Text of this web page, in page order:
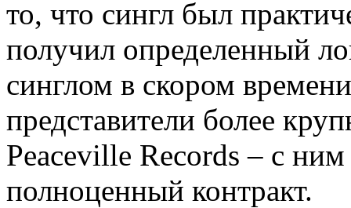
то, что сингл был
получил определенный
синглом в скором
представители более
Peaceville Records – с
полноценный контракт.